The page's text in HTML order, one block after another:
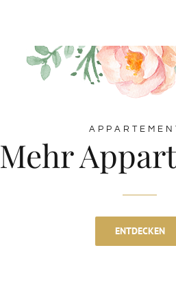
Mehr
ENTDECKEN